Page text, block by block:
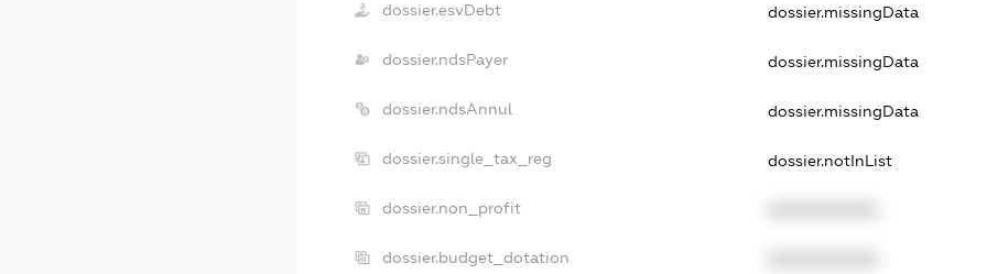
dossier.esvDebt dossier.missingData
dossier.ndsPayer dossier.missingData
dossier.ndsAnnul dossier.missingData
dossier.single_tax_reg dossier.notInList
dossier.non_profit
dossier.budget_dotation